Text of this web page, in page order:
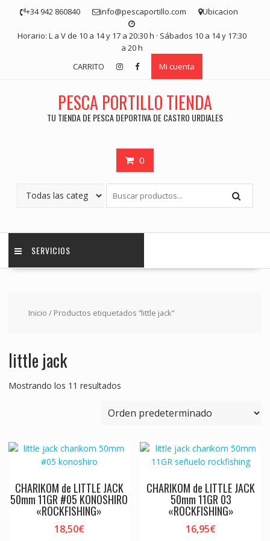
contenido
+34 942 860840 info@pescaportillo.com Ubicacion
Horario: L a V de 10 a 14 y 17 a 20:30 h · Sábados 10 a 14 y 17:30
a 20 h
CARRITO
Mi cuenta
PESCA PORTILLO TIENDA
TU TIENDA DE PESCA DEPORTIVA DE CASTRO URDIALES
0
SERVICIOS
Inicio / Productos etiquetados “little jack”
little jack
Mostrando los 11 resultados
CHARIKOM de LITTLE JACK
50mm 11GR #05 KONOSHIRO
«ROCKFISHING»
18,50€
CHARIKOM de LITTLE JACK
50mm 11GR 03
«ROCKFISHING»
16,95€